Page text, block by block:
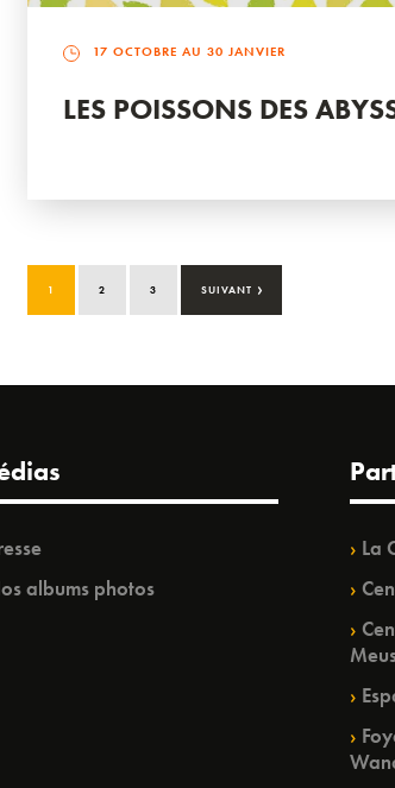
17 OCTOBRE AU 30 JANVIER
LES POISSONS DES
1 2 3 SUIVANT ›
albums photos
La